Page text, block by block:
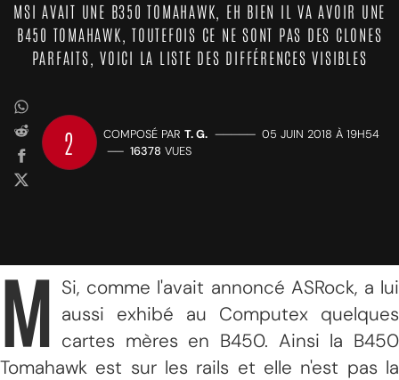
MSI AVAIT UNE B350 TOMAHAWK, EH BIEN IL VA AVOIR UNE
B450 TOMAHAWK, TOUTEFOIS CE NE SONT PAS DES CLONES
PARFAITS, VOICI LA LISTE DES DIFFÉRENCES VISIBLES
2 COMPOSÉ PAR T. G. ————— 05 JUIN 2018 À 19H54
—— 16378 VUES
M Si, comme l'avait annoncé ASRock, a lui
aussi exhibé au Computex quelques
cartes mères en B450. Ainsi la B450
Tomahawk est sur les rails et elle n'est pas la